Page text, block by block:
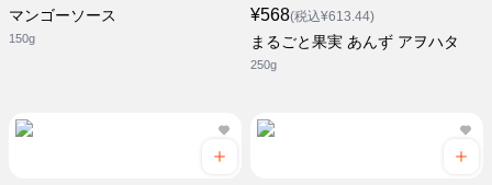
マンゴーソース
150g
¥568(税込¥613.44)
まるごと果実 あんず アヲハタ
250g